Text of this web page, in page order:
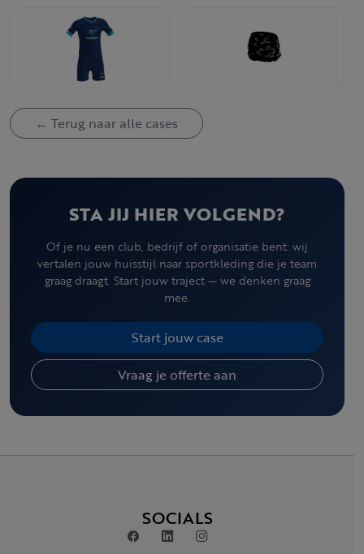
← Terug naar alle cases
STA JIJ HIER VOLGEND?
Of je nu een club, bedrijf of organisatie bent: wij
vertalen jouw huisstijl naar sportkleding die je team
graag draagt. Start jouw traject — we denken graag
mee.
Start jouw case
Vraag je offerte aan
SOCIALS